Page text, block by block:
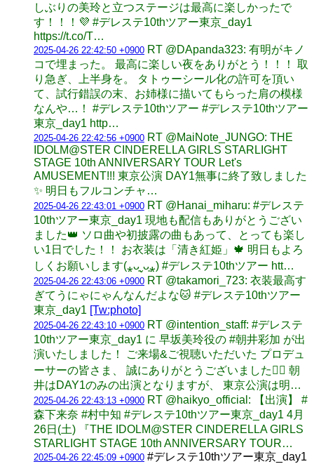
しぶりの美玲と立つステージは最高に楽しかったで
す！！！💜 #デレステ10thツアー東京_day1
https://t.co/T…
2025-04-26 22:42:50 +0900 RT @DApanda323: 有明がキノ
コで埋まった。 最高に楽しい夜をありがとう！！！ 取
り急ぎ、上半身を。 タトゥーシール化の許可を頂い
て、試行錯誤の末、お姉様に描いてもらった肩の模様
なんや…！ #デレステ10thツアー #デレステ10thツアー
東京_day1 http…
2025-04-26 22:42:56 +0900 RT @MaiNote_JUNGO: THE
IDOLM@STER CINDERELLA GIRLS STARLIGHT
STAGE 10th ANNIVERSARY TOUR Let's
AMUSEMENT!!! 東京公演 DAY1無事に終了致しました
✨ 明日もフルコンチャ…
2025-04-26 22:43:01 +0900 RT @Hanai_miharu: #デレステ
10thツアー東京_day1 現地も配信もありがとうござい
ました👑 ソロ曲や初披露の曲もあって、とっても楽し
い1日でした！！ お衣装は「清き紅姫」🍁 明日もよろ
しくお願いします(⁎ᴗ͈ˬᴗ͈⁎) #デレステ10thツアー htt…
2025-04-26 22:43:06 +0900 RT @takamori_723: 衣装最高す
ぎてうにゃにゃんなんだよな🐱 #デレステ10thツアー
東京_day1 [Tw:photo]
2025-04-26 22:43:10 +0900 RT @intention_staff: #デレステ
10thツアー東京_day1 に 早坂美玲役の #朝井彩加 が出
演いたしました！ ご来場&ご視聴いただいた プロデュ
ーサーの皆さま、 誠にありがとうございました🙇‍♀️ 朝
井はDAY1のみの出演となりますが、 東京公演は明…
2025-04-26 22:43:13 +0900 RT @haikyo_official: 【出演】 #
森下来奈 #村中知 #デレステ10thツアー東京_day1 4月
26日(土) 『THE IDOLM@STER CINDERELLA GIRLS
STARLIGHT STAGE 10th ANNIVERSARY TOUR…
2025-04-26 22:45:09 +0900 #デレステ10thツアー東京_day1